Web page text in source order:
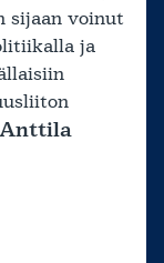
sijaan voinut
ja